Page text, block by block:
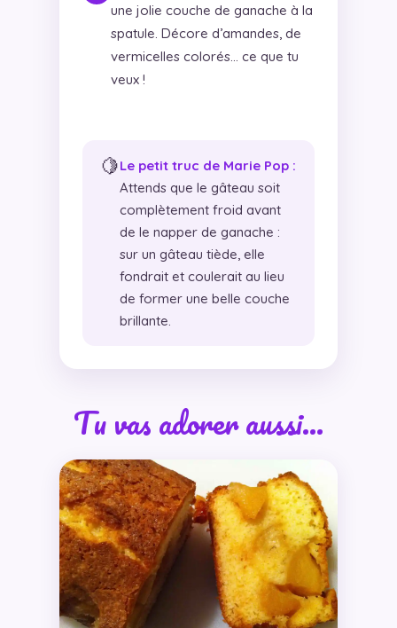
une jolie couche de ganache à la
spatule. Décore d’amandes, de
vermicelles colorés… ce que tu
veux !
🍋Le petit truc de Marie Pop :
Attends que le gâteau soit
complètement froid avant
de le napper de ganache :
sur un gâteau tiède, elle
fondrait et coulerait au lieu
de former une belle couche
brillante.
Tu vas adorer aussi…